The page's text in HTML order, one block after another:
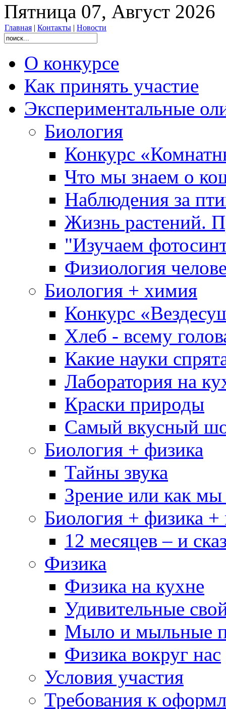
Пятница 07, Август 2026
Главная | Контакты | Новости
О конкурсе
Как принять участие
Экспериментальные
Биология
Конкурс
Что мы знаем о
Наблюдения за
Жизнь растений.
"Изучаем
Физиология
Биология + химия
Конкурс
Хлеб - всему
Какие науки
Лаборатория на
Краски природы
Самый вкусный
Биология + физика
Тайны звука
Зрение или как
Биология + физика +
12 месяцев – и
Физика
Физика на кухне
Удивительные
Мыло и мыльные
Физика вокруг нас
Условия участия
Требования к